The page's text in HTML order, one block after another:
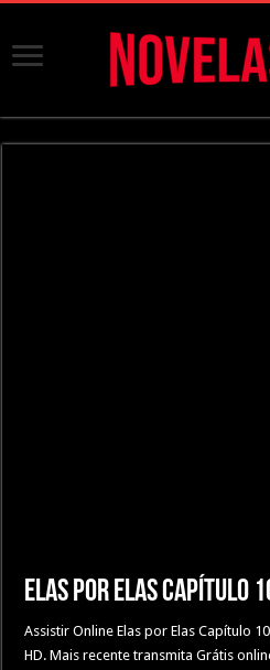
Elas por Elas Capítulo
Assistir Online Elas por Elas Capítulo
HD. Mais recente transmita Grátis